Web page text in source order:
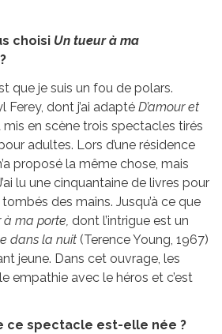
choisi Un tueur à ma
que je suis un fou de polars.
Ferey, dont j’ai adapté D’amour et
mis en scène trois spectacles tirés
adultes. Lors d’une résidence
proposé la même chose, mais
lu une cinquantaine de livres pour
des mains. Jusqu’à ce que
à ma porte, dont l’intrigue est un
dans la nuit (Terence Young, 1967)
jeune. Dans cet ouvrage, les
empathie avec le héros et c’est
ce spectacle est-elle née ?